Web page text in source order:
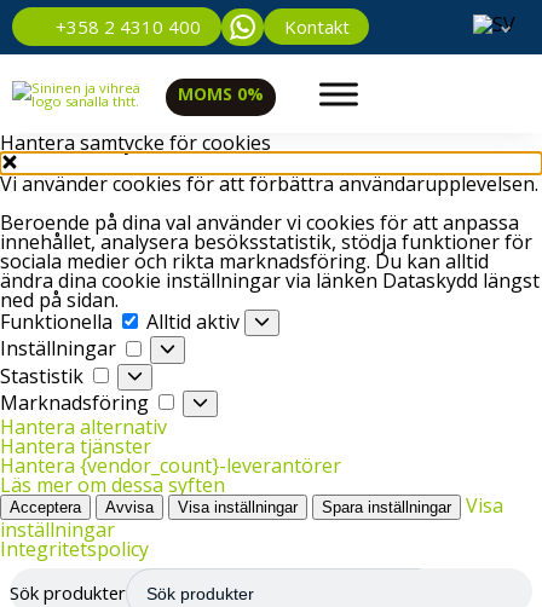
Hantera samtycke för cookies
Vi använder cookies för att förbättra användarupplevelsen.
Beroende på dina val använder vi cookies för att anpassa
innehållet, analysera besöksstatistik, stödja funktioner för
sociala medier och rikta marknadsföring. Du kan alltid
ändra dina cookie inställningar via länken Dataskydd längst
ned på sidan.
Funktionella
Funktionella
Alltid aktiv
Inställningar
Inställningar
Stastistik
Stastistik
Marknadsföring
Marknadsföring
Hantera alternativ
Hantera tjänster
Hantera {vendor_count}-leverantörer
Läs mer om dessa syften
Acceptera Avvisa Visa inställningar Spara inställningar
Visa
inställningar
Integritetspolicy
+358 2 4310 400 Kontakt
MOMS 0%
Sök produkter